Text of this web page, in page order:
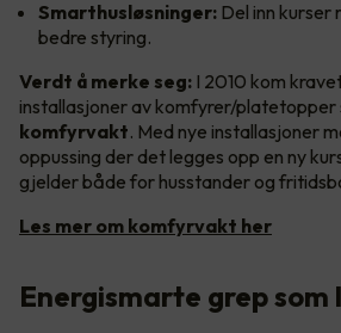
Smarthusløsninger: Del inn
bedre styring.
Verdt å merke seg: I 2010 kom
installasjoner av komfyrer/platetopper
komfyrvakt. Med nye installasjoner
oppussing der det legges opp en ny
gjelder både for husstander og
Les mer om komfyrvakt her
Energismarte grep som